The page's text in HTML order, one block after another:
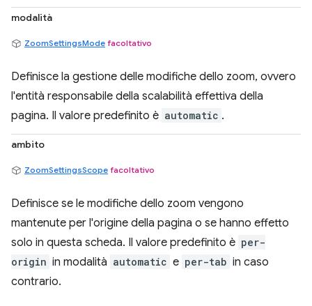
modalità
ZoomSettingsMode facoltativo
Definisce la gestione delle modifiche dello zoom, ovvero
l'entità responsabile della scalabilità effettiva della
pagina. Il valore predefinito è automatic .
ambito
ZoomSettingsScope facoltativo
Definisce se le modifiche dello zoom vengono
mantenute per l'origine della pagina o se hanno effetto
solo in questa scheda. Il valore predefinito è per-
origin in modalità automatic e per-tab in caso
contrario.